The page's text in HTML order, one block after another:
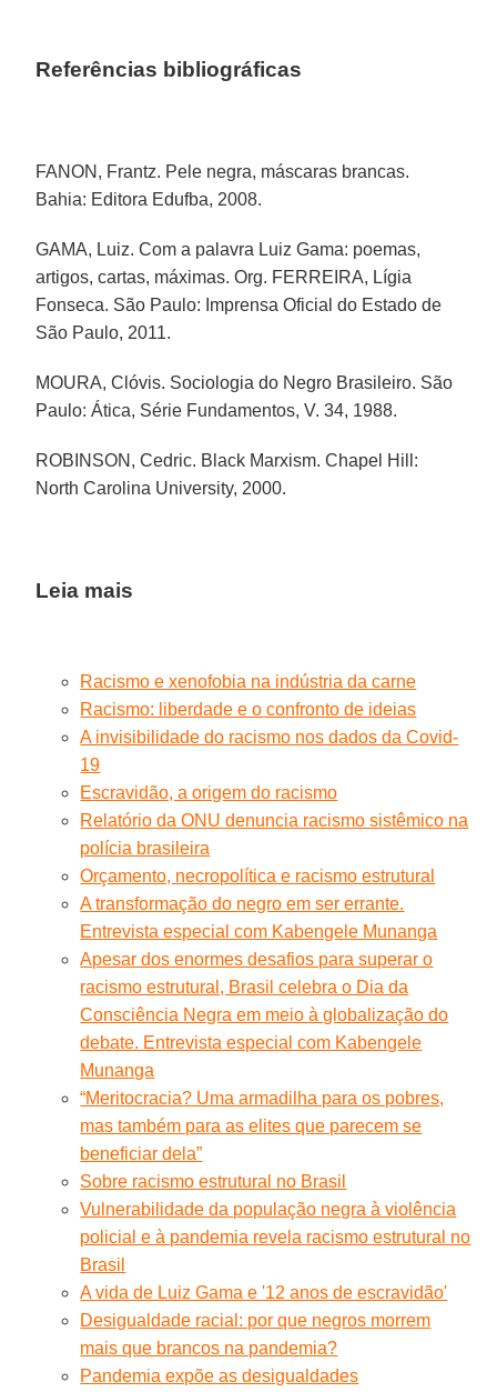
Referências bibliográficas
FANON, Frantz. Pele negra, máscaras brancas.
Bahia: Editora Edufba, 2008.
GAMA, Luiz. Com a palavra Luiz Gama: poemas,
artigos, cartas, máximas. Org. FERREIRA, Lígia
Fonseca. São Paulo: Imprensa Oficial do Estado de
São Paulo, 2011.
MOURA, Clóvis. Sociologia do Negro Brasileiro. São
Paulo: Ática, Série Fundamentos, V. 34, 1988.
ROBINSON, Cedric. Black Marxism. Chapel Hill:
North Carolina University, 2000.
Leia mais
Racismo e xenofobia na indústria da carne
Racismo: liberdade e o confronto de ideias
A invisibilidade do racismo nos dados da Covid-
19
Escravidão, a origem do racismo
Relatório da ONU denuncia racismo sistêmico na
polícia brasileira
Orçamento, necropolítica e racismo estrutural
A transformação do negro em ser errante.
Entrevista especial com Kabengele Munanga
Apesar dos enormes desafios para superar o
racismo estrutural, Brasil celebra o Dia da
Consciência Negra em meio à globalização do
debate. Entrevista especial com Kabengele
Munanga
“Meritocracia? Uma armadilha para os pobres,
mas também para as elites que parecem se
beneficiar dela”
Sobre racismo estrutural no Brasil
Vulnerabilidade da população negra à violência
policial e à pandemia revela racismo estrutural no
Brasil
A vida de Luiz Gama e '12 anos de escravidão'
Desigualdade racial: por que negros morrem
mais que brancos na pandemia?
Pandemia expõe as desigualdades